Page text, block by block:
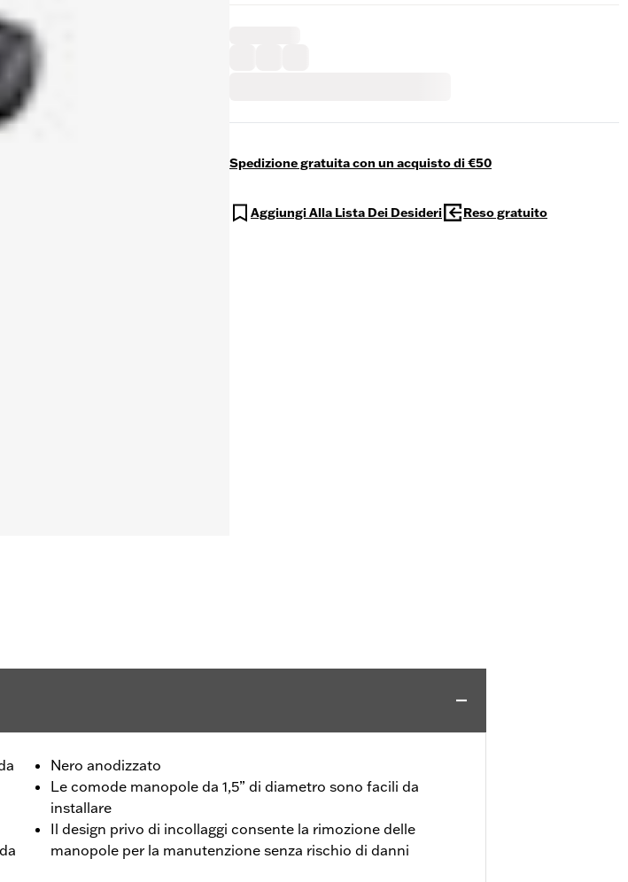
Spedizione gratuita con un acquisto di €50
Aggiungi Alla Lista Dei Desideri Reso gratuito
Nero anodizzato
Le comode manopole da 1,5” di diametro sono facili da
installare
Il design privo di incollaggi consente la rimozione delle
manopole per la manutenzione senza rischio di danni